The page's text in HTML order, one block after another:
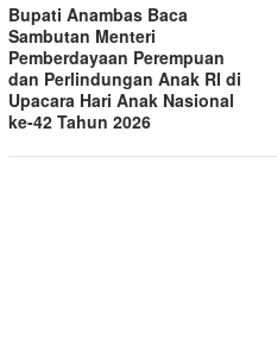
Bupati Anambas Baca
Sambutan Menteri
Pemberdayaan Perempuan
dan Perlindungan Anak RI di
Upacara Hari Anak Nasional
ke-42 Tahun 2026